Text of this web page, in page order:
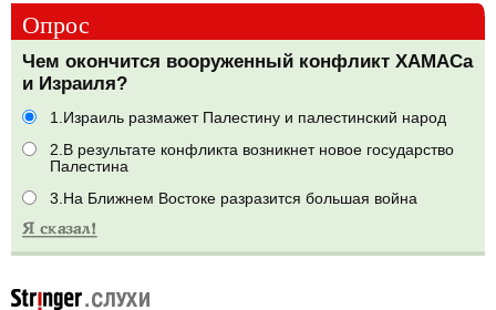
Опрос
Чем окончится вооруженный конфликт ХАМАСа
и Израиля?
1.Израиль размажет Палестину и палестинский народ
2.В результате конфликта возникнет новое государство
Палестина
3.На Ближнем Востоке разразится большая война